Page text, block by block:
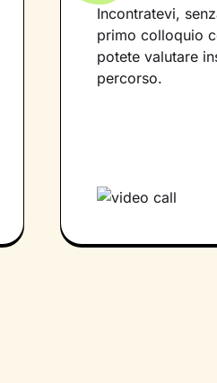
Incontratevi,
primo colloquio
potete valutare
percorso.